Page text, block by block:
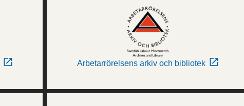
Arbetarrörelsens arkiv och bibliotek